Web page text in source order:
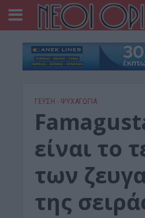
ΓΕΎΣΗ - ΨΥΧΑΓΩΓΊΑ
είναι το
των
της